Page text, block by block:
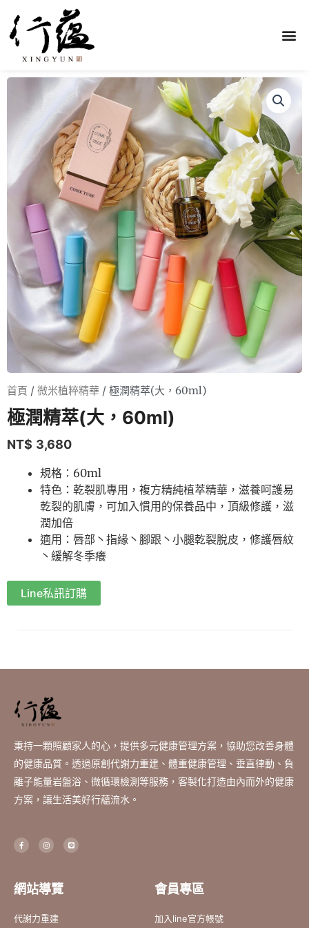
首頁 / 微米植粹精華 / 極潤精萃(大，60ml)
極潤精萃(大，60ml)
NT$ 3,680
規格：60ml
特色：乾裂肌專用，複方精純植萃精華，滋養呵護易
乾裂的肌膚，可加入慣用的保養品中，頂級修護，滋
潤加倍
適用：唇部丶指緣丶腳跟丶小腿乾裂脫皮，修護唇紋
丶緩解冬季癢
Line私訊訂購
秉持一顆照顧家人的心，提供多元健康管理方案，協助您改善身體
的健康品質。透過原創代謝力重建、體重健康管理、垂直律動、負
離子能量岩盤浴、微循環檢測等服務，客製化打造由內而外的健康
方案，讓生活美好行蘊流水。
F
a
c
k
-
I
n
s
a
m
L
i
n
網站導覽
代謝力重建
會員專區
加入line官方帳號